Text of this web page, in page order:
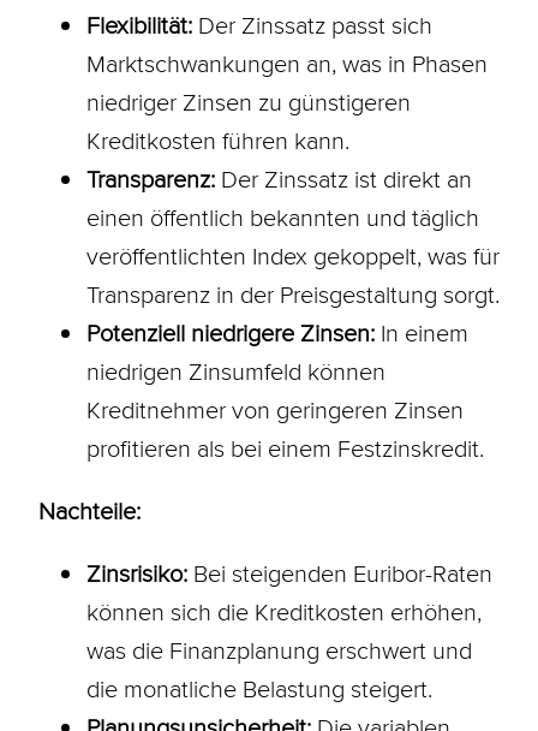
Flexibilität:Der Zinssatz passt sich
Marktschwankungen an, was in Phasen
niedriger Zinsen zu günstigeren
Kreditkosten führen kann.
Transparenz:Der Zinssatz ist direkt an
einen öffentlich bekannten und täglich
veröffentlichten Index gekoppelt, was für
Transparenz in der Preisgestaltung sorgt.
Potenziell niedrigere Zinsen:In einem
niedrigen Zinsumfeld können
Kreditnehmer von geringeren Zinsen
profitieren als bei einem Festzinskredit.
Nachteile:
Zinsrisiko:Bei steigenden Euribor-Raten
können sich die Kreditkosten erhöhen,
was die Finanzplanung erschwert und
die monatliche Belastung steigert.